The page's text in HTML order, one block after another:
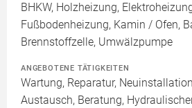
BHKW, Holzheizung,
Fußbodenheizung, Kamin / Ofen,
Brennstoffzelle, Umwälzpumpe
ANGEBOTENE TÄTIGKEITEN
Wartung, Reparatur,
Austausch, Beratung,